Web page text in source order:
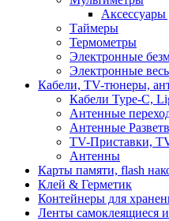
Аксессуары
Таймеры
Термометры
Электронные
Электронные
Кабели, TV-тюнеры,
Кабели Type-C,
Антенные
Антенные
TV-Приставки,
Антенны
Карты памяти, flash
Клей & Герметик
Контейнеры для
Ленты самоклеящиеся